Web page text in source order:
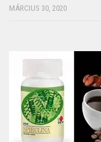
MÁRCIUS 30, 2020